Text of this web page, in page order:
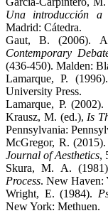
Una introducción
Madrid: Cátedra.
Gaut, B. (2006).
Contemporary
(436-450). Malden:
Lamarque, P. (1996).
University Press.
Lamarque, P.
Krausz, M. (ed.), Is
Pennsylvania:
McGregor, R.
Journal of Aesthetics,
Skura, M. A.
Process. New Haven:
Wright, E. (1984).
New York: Methuen.